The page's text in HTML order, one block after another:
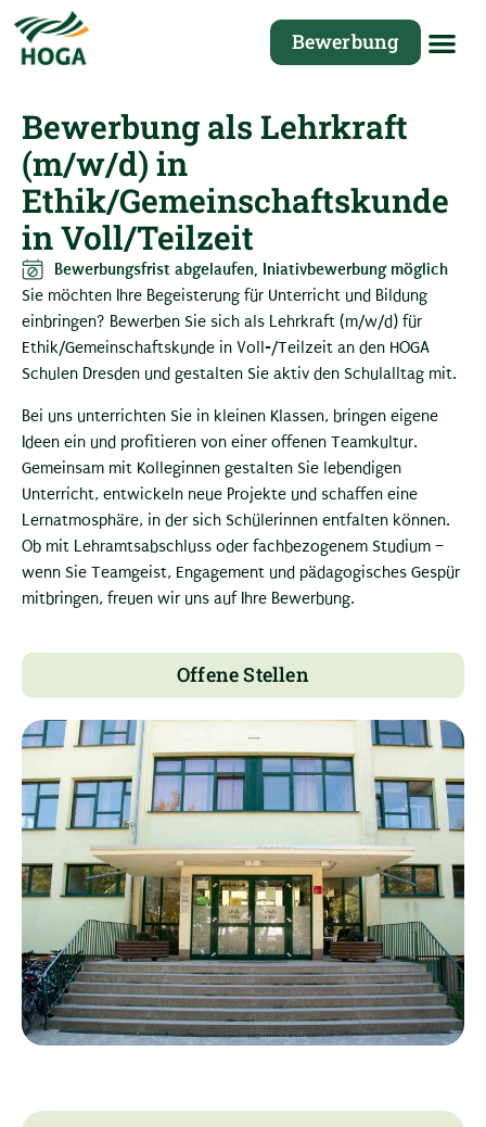
Bewerbung
Bewerbung als Lehrkraft
(m/w/d) in
Ethik/Gemeinschaftskunde
in Voll/Teilzeit
Bewerbungsfrist abgelaufen, Iniativbewerbung möglich
Sie möchten Ihre Begeisterung für Unterricht und Bildung
einbringen? Bewerben Sie sich als Lehrkraft (m/w/d) für
Ethik/Gemeinschaftskunde in Voll-/Teilzeit an den HOGA
Schulen Dresden und gestalten Sie aktiv den Schulalltag mit.
Bei uns unterrichten Sie in kleinen Klassen, bringen eigene
Ideen ein und profitieren von einer offenen Teamkultur.
Gemeinsam mit Kolleginnen gestalten Sie lebendigen
Unterricht, entwickeln neue Projekte und schaffen eine
Lernatmosphäre, in der sich Schülerinnen entfalten können.
Ob mit Lehramtsabschluss oder fachbezogenem Studium –
wenn Sie Teamgeist, Engagement und pädagogisches Gespür
mitbringen, freuen wir uns auf Ihre Bewerbung.
Offene Stellen